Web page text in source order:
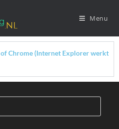
Menu
Chrome (Internet Explorer werkt